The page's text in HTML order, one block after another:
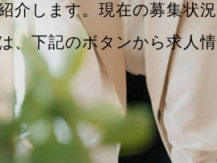
介します。現在の募集状況
、下記のボタンから求人情